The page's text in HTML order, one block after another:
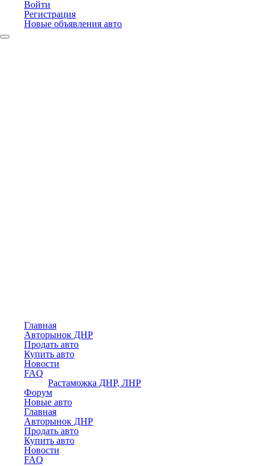
Войти
Регистрация
Новые объявления авто
Главная
Авторынок ДНР
Продать авто
Купить авто
Новости
FAQ
Растаможка ДНР, ЛНР
Форум
Новые авто
Главная
Авторынок ДНР
Продать авто
Купить авто
Новости
FAQ